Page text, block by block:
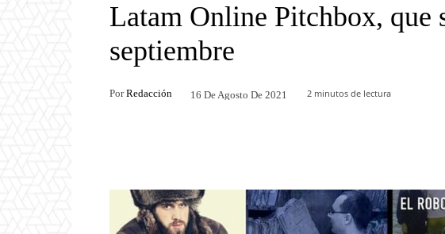
Latam Online Pitchbox, que
septiembre
Por Redacción 16 De Agosto De 2021 2 minutos de lectura